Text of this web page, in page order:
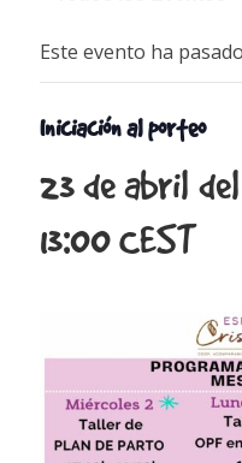
Este evento ha
Iniciación al porteo
23 de abril
13:00CEST